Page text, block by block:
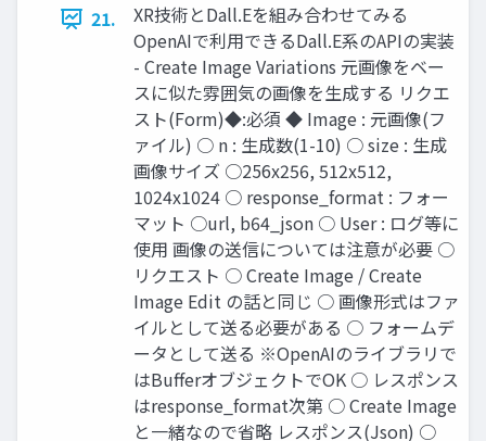
21.
XR技術とDall.Eを組み合わせてみる
OpenAIで利用できるDall.E系のAPIの実装
- Create Image Variations 元画像をベー
スに似た雰囲気の画像を生成する リクエ
スト(Form)◆:必須 ◆ Image : 元画像(フ
ァイル) ○ n : 生成数(1-10) ○ size : 生成
画像サイズ ○256x256, 512x512,
1024x1024 ○ response_format : フォー
マット ○url, b64_json ○ User : ログ等に
使用 画像の送信については注意が必要 ○
リクエスト ○ Create Image / Create
Image Edit の話と同じ ○ 画像形式はファ
イルとして送る必要がある ○ フォームデ
ータとして送る ※OpenAIのライブラリで
はBufferオブジェクトでOK ○ レスポンス
はresponse_format次第 ○ Create Image
と一緒なので省略 レスポンス(Json) ○